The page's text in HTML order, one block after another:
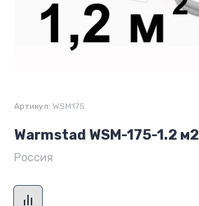
Артикул: WSM175
Warmstad WSM-175-1.2 м2
Россия